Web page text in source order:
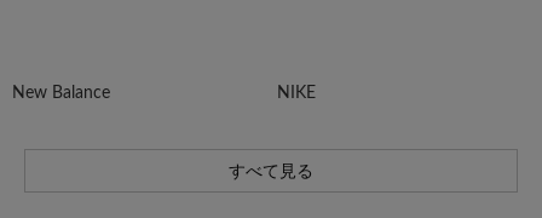
New Balance NIKE
すべて見る